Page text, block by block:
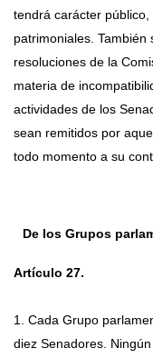
tendrá carácter
patrimoniales.
resoluciones de la
materia de
actividades de los
sean remitidos por
todo momento a su
De los Grupos
Artículo 27.
1. Cada Grupo
diez Senadores.